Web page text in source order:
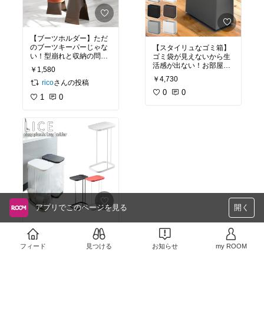
【ブーツホルダー】ただ
のブーツキーパーじゃな
い！型崩れと収納の問
題、両方一気に解決して
くれる！
￥1,580
ricoさんの投稿
1 0
【ゴミ箱】サイドが無い
から袋が目一杯使える✨
ゴミ箱が臭くなるってい
【スタイリュなゴミ箱】
ゴミ袋が見えないから生
活感が出ない！お部屋に
￥4,730
0 0
アプリでこのページを見る 開く
フィード 見つける お知らせ my ROOM